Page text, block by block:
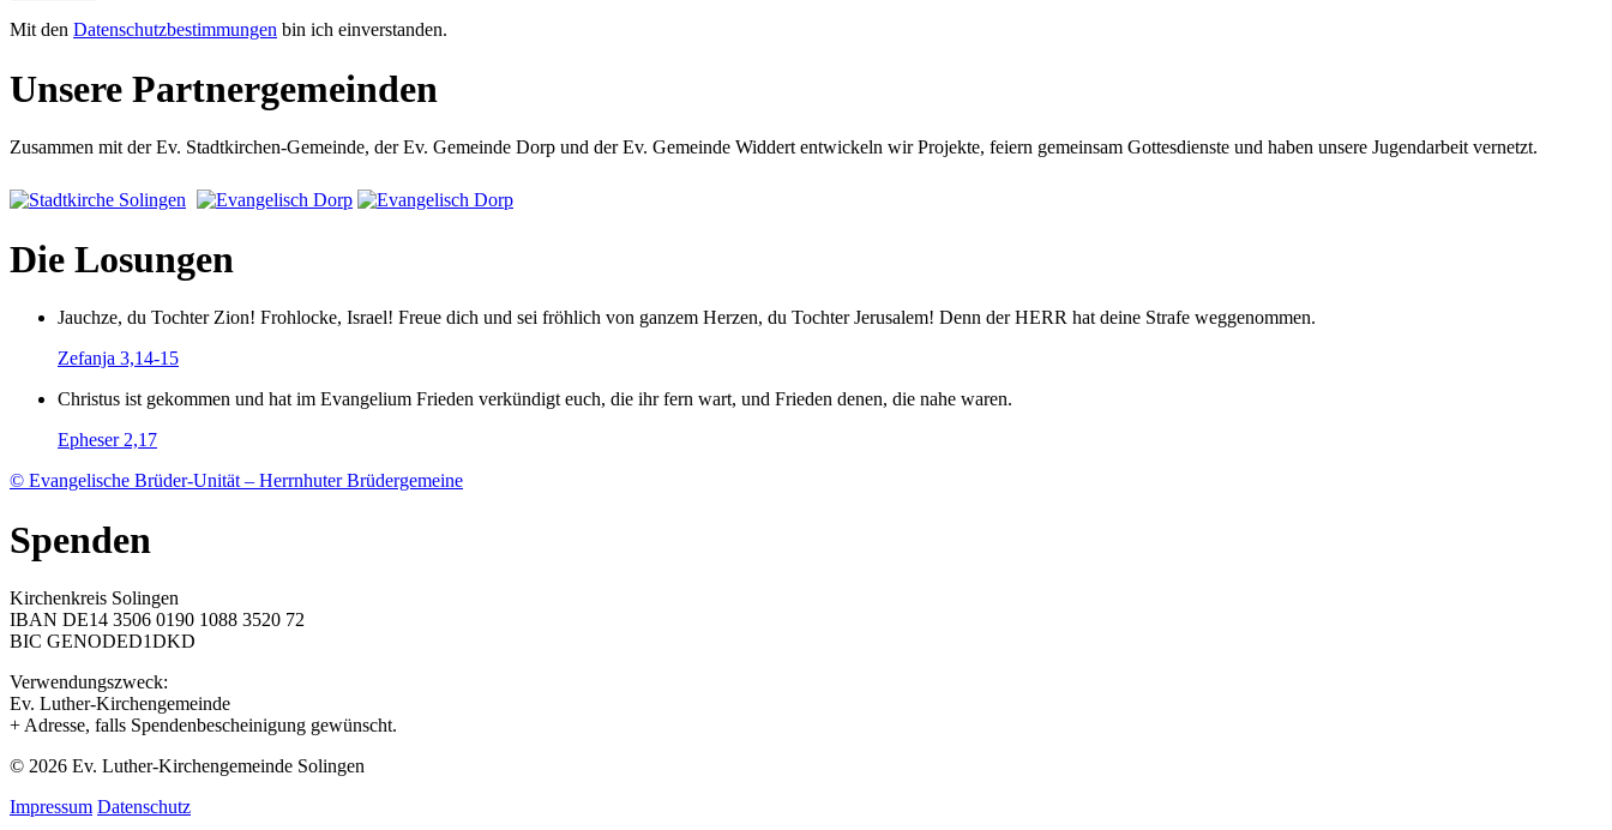
Mit den Datenschutzbestimmungen bin ich einverstanden.
Unsere Partnergemeinden
Zusammen mit der Ev. Stadtkirchen-Gemeinde, der Ev. Gemeinde Dorp und der Ev. Gemeinde Widdert entwickeln wir Projekte, feiern gemeinsam Gottesdienste und haben unsere Jugendarbeit vernetzt.
Die Losungen
Jauchze, du Tochter Zion! Frohlocke, Israel! Freue dich und sei fröhlich von ganzem Herzen, du Tochter Jerusalem! Denn der HERR hat deine Strafe weggenommen.
Zefanja 3,14-15
Christus ist gekommen und hat im Evangelium Frieden verkündigt euch, die ihr fern wart, und Frieden denen, die nahe waren.
Epheser 2,17
© Evangelische Brüder-Unität – Herrnhuter Brüdergemeine
Spenden
Kirchenkreis Solingen
IBAN DE14 3506 0190 1088 3520 72
BIC GENODED1DKD
Verwendungszweck:
Ev. Luther-Kirchengemeinde
+ Adresse, falls Spendenbescheinigung gewünscht.
© 2026 Ev. Luther-Kirchengemeinde Solingen
Impressum Datenschutz